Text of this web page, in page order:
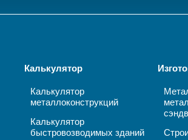
Калькулятор
Калькулятор
металлоконструкций
Калькулятор
быстровозводимых зданий